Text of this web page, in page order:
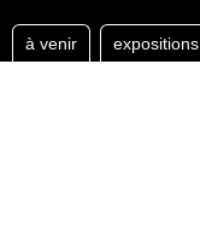
à venir expositions